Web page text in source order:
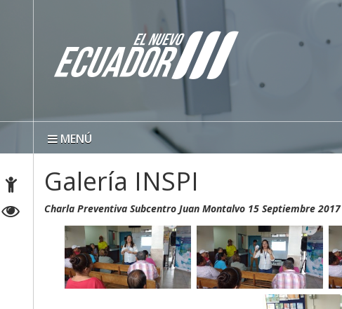
MENÚ
Galería INSPI
Charla Preventiva Subcentro Juan Montalvo 15 Septiembre 2017